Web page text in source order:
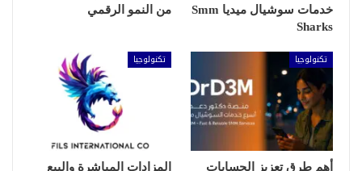
خدمات سوشيال ميديا Smm
Sharks
من النمو الرقمي
تكنولوجيا
أهم طرق تعزيز الحسابات
تكنولوجيا
المزادات المباشرة والبيع